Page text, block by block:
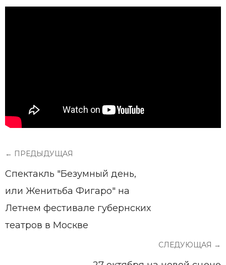
← ПРЕДЫДУЩАЯ
Спектакль "Безумный день,
или Женитьба Фигаро" на
Летнем фестивале губернских
театров в Москве
СЛЕДУЮЩАЯ →